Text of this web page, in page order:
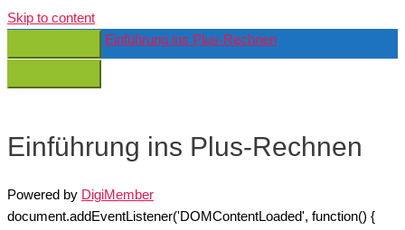
Skip to content
Einführung ins Plus-Rechnen
Einführung ins Plus-Rechnen
Powered by DigiMember
document.addEventListener('DOMContentLoaded', function() {